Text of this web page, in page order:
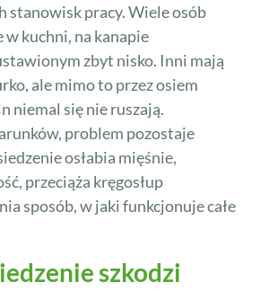
stanowisk pracy. Wiele osób
kuchni, na kanapie
zbyt nisko. Inni mają
ale mimo to przez osiem
niemal się nie ruszają.
problem pozostaje
osłabia mięśnie,
przeciąża kręgosłup
sposób, w jaki funkcjonuje całe
szkodzi